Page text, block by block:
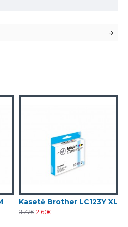
Kasetė Brother LC123Y XL
3.72€ 2.60€